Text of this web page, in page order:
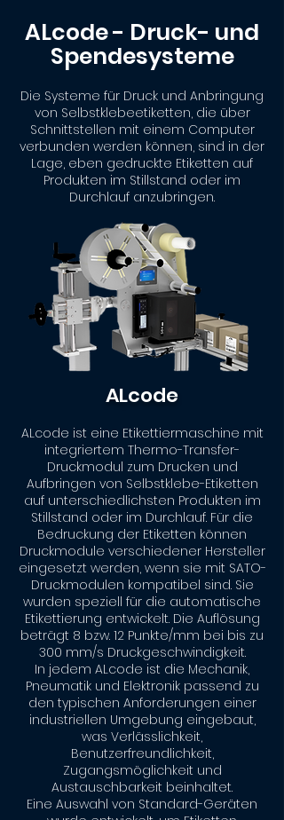
ALcode - Druck- und
Spendesysteme
Die Systeme für Druck und Anbringung
von Selbstklebeetiketten, die über
Schnittstellen mit einem Computer
verbunden werden können, sind in der
Lage, eben gedruckte Etiketten auf
Produkten im Stillstand oder im
Durchlauf anzubringen.
ALcode
ALcode ist eine Etikettiermaschine mit
integriertem Thermo-Transfer-
Druckmodul zum Drucken und
Aufbringen von Selbstklebe-Etiketten
auf unterschiedlichsten Produkten im
Stillstand oder im Durchlauf. Für die
Bedruckung der Etiketten können
Druckmodule verschiedener Hersteller
eingesetzt werden, wenn sie mit SATO-
Druckmodulen kompatibel sind. Sie
wurden speziell für die automatische
Etikettierung entwickelt. Die Auflösung
beträgt 8 bzw. 12 Punkte/mm bei bis zu
300 mm/s Druckgeschwindigkeit.
In jedem ALcode ist die Mechanik,
Pneumatik und Elektronik passend zu
den typischen Anforderungen einer
industriellen Umgebung eingebaut,
was Verlässlichkeit,
Benutzerfreundlichkeit,
Zugangsmöglichkeit und
Austauschbarkeit beinhaltet.
Eine Auswahl von Standard-Geräten